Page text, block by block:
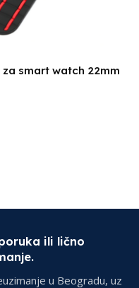
smart watch 22mm
ili lično
u Beogradu, uz